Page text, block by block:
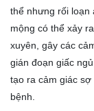
thể nhưng rối loạn
mộng có thể xảy
xuyên, gây các
gián đoạn giấc
tạo ra cảm giác sợ
bệnh.